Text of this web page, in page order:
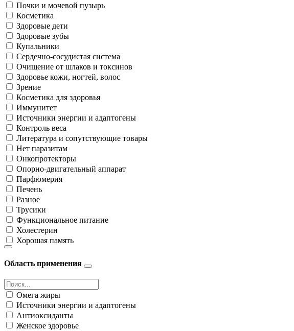
Почки и мочевой пузырь
Косметика
Здоровые дети
Здоровые зубы
Купальники
Сердечно-сосудистая система
Очищение от шлаков и токсинов
Здоровье кожи, ногтей, волос
Зрение
Косметика для здоровья
Иммунитет
Источники энергии и адаптогены
Контроль веса
Литература и сопутствующие товары
Нет паразитам
Онкопротекторы
Опорно-двигательный аппарат
Парфюмерия
Печень
Разное
Трусики
Функциональное питание
Холестерин
Хорошая память
Область применения
Омега жиры
Источники энергии и адаптогены
Антиоксиданты
Женское здоровье